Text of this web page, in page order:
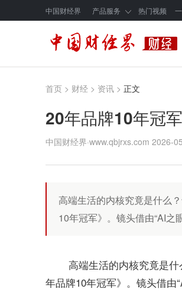
中国财经界 产品服务 热门视频
首页 > 财经 > 资讯 > 正文
20年品牌10年冠
中国财经界·www.qbjrxs.com 2026-
高端生活的内核究竟是什么
10年冠军》。镜头借由“AI之
高端生活的内核究竟是
年品牌10年冠军》。镜头借